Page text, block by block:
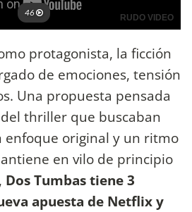
protagonista, la ficción
de emociones, tensión
Una propuesta pensada
thriller que buscaban
enfoque original y un ritmo
en vilo de principio
Dos Tumbas tiene 3
apuesta de Netflix y